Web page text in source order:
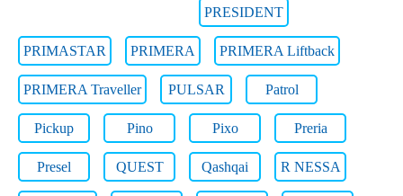
PRESIDENT
PRIMASTAR PRIMERA PRIMERA Liftback
PRIMERA Traveller PULSAR Patrol
Pickup Pino Pixo Preria
Presel QUEST Qashqai R NESSA